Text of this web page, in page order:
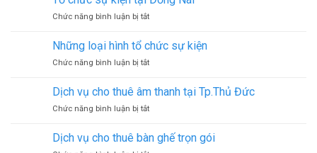
Long
sự
kiện
Bình
Chức năng bình luận bị tắtở
chức
sự
kiện
Đồng
Những loại hình tổ chức sự kiện
Chức năng bình luận bị tắtở
loại
hình
tổ
sự
kiện
Dịch vụ cho thuê âm thanh tại Tp.Thủ Đức
Chức năng bình luận bị tắtở
cho
Dịch vụ cho thuê bàn ghế trọn gói